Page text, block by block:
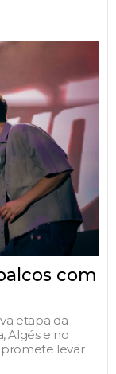
com
etapa da
Algés e no
promete levar